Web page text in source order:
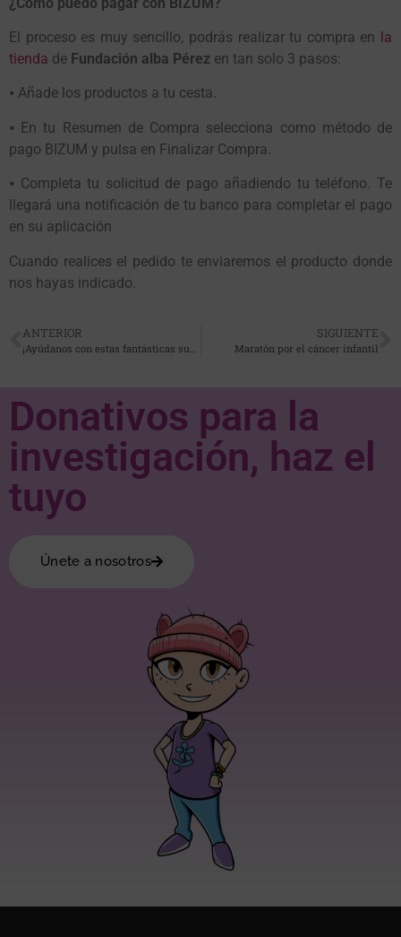
El proceso es muy sencillo, podrás realizar tu compra en la
tienda de Fundación alba Pérez en tan solo 3 pasos:
⦁ Añade los productos a tu cesta.
⦁ En tu Resumen de Compra selecciona como método de
pago BIZUM y pulsa en Finalizar Compra.
⦁ Completa tu solicitud de pago añadiendo tu teléfono. Te
llegará una notificación de tu banco para completar el pago
en su aplicación
Cuando realices el pedido te enviaremos el producto donde
nos hayas indicado.
ANTERIOR
¡Ayúdanos con estas fantásticas sudaderas solidarias!
SIGUIENTE
Maratón por el cáncer infantil
Donativos para la
investigación, haz el
tuyo
Únete a nosotros